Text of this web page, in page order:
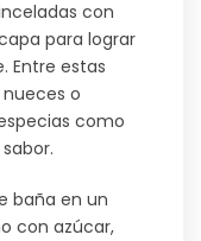
con
para lograr
Entre estas
o
como
baña en un
con azúcar,